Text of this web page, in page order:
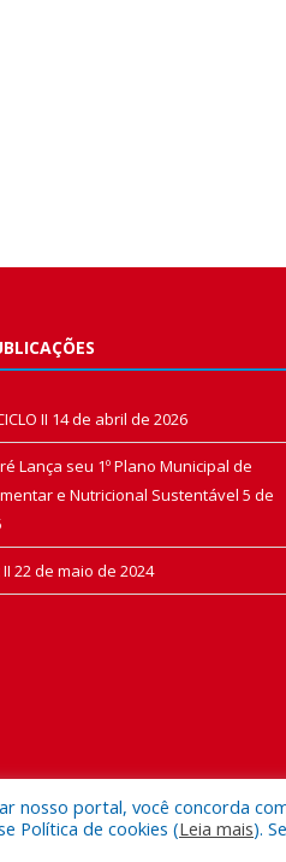
II 14 de abril de 2026
Lança seu 1º Plano Municipal de
e Nutricional Sustentável 5 de
22 de maio de 2024
nosso portal, você concorda
Política de cookies (Leia mais).